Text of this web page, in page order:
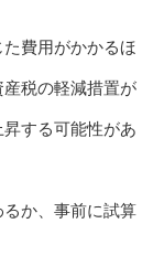
費用がかかるほ
税の軽減措置が
する可能性があ
か、事前に試算